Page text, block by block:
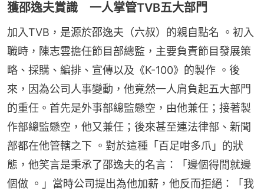
獲邵逸夫賞識 一人掌管TVB五大部門
加入TVB，是源於邵逸夫（六叔）的親自點名 。初入
職時，陳志雲擔任節目部總監，主要負責節目發展策
略、採購、編排、宣傳以及《K-100》的製作 。後
來，因為公司人事變動，他竟然一人肩負起五大部門
的重任。首先是外事部總監懸空，由他兼任；接著製
作部總監懸空，他又兼任；後來甚至連法律部、新聞
部都在他管轄之下 。對於這種「百足咁多爪」的狀
態，他笑言是秉承了邵逸夫的名言：「邊個得閒就邊
個做 。」當時公司提出為他加薪，他反而拒絕：「我